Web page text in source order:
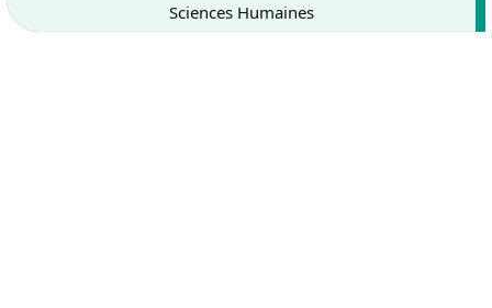
Sciences Humaines